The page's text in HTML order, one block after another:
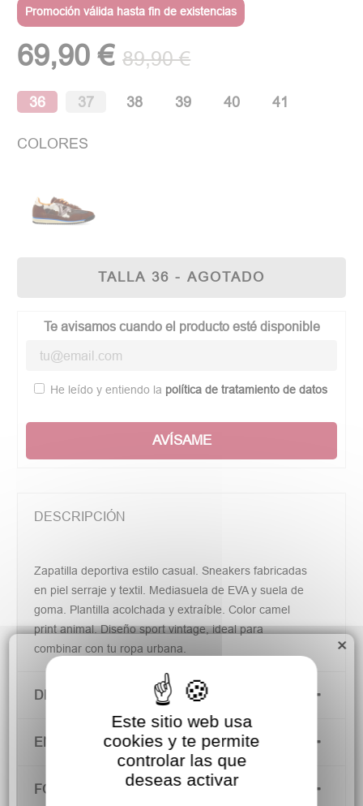
Promoción válida hasta fin de existencias
69,90 € 89,90 €
36 37 38 39 40 41
COLORES
TALLA 36 - AGOTADO
Te avisamos cuando el producto esté disponible
He leído y entiendo la política de tratamiento de datos
AVÍSAME
DESCRIPCIÓN
Zapatilla deportiva estilo casual. Sneakers fabricadas
en piel serraje y textil. Mediasuela de EVA y suela de
goma. Plantilla acolchada y extraíble. Color camel
print animal. Diseño sport vintage, ideal para
combinar con tu ropa urbana.
DETALLES DEL PRODUCTO
ENVÍOS Y DEVOLUCIONES
FORMAS DE PAGO
×
Este sitio web usa
cookies y te permite
controlar las que
deseas activar